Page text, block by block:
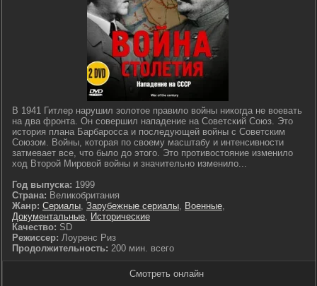
В 1941 Гитлер нарушил золотое правило войны никогда не воевать
на два фронта. Он совершил нападение на Советский Союз. Это
история плана Барбаросса и последующей войны с Советским
Союзом. Войны, которая по своему масштабу и интенсивности
затмевает все, что было до этого. Это противостояние изменило
ход Второй Мировой войны и значительно изменило...
Год выпуска: 1999
Страна: Великобритания
Жанр: Сериалы, Зарубежные сериалы, Военные,
Документальные, Исторические
Качество: SD
Режиссер: Лоуренс Риз
Продолжительность: 200 мин. всего
Смотреть онлайн